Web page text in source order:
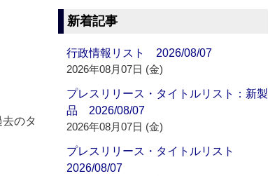
去のタ
新着記事
行政情報リスト 2026/08/07
2026年08月07日 (金)
プレスリリース・タイトルリスト：新製
品 2026/08/07
2026年08月07日 (金)
プレスリリース・タイトルリスト
2026/08/07